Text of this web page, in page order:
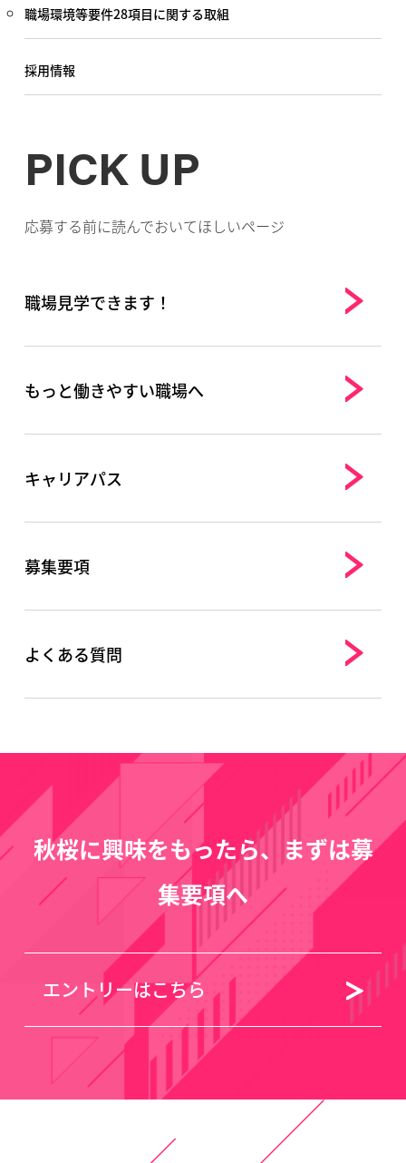
職場環境等要件28項目に関する取組
採用情報
PICK UP
応募する前に読んでおいてほしいページ
職場見学できます！
もっと働きやすい職場へ
キャリアパス
募集要項
よくある質問
秋桜に興味をもったら、まずは募
集要項へ
エントリーはこちら